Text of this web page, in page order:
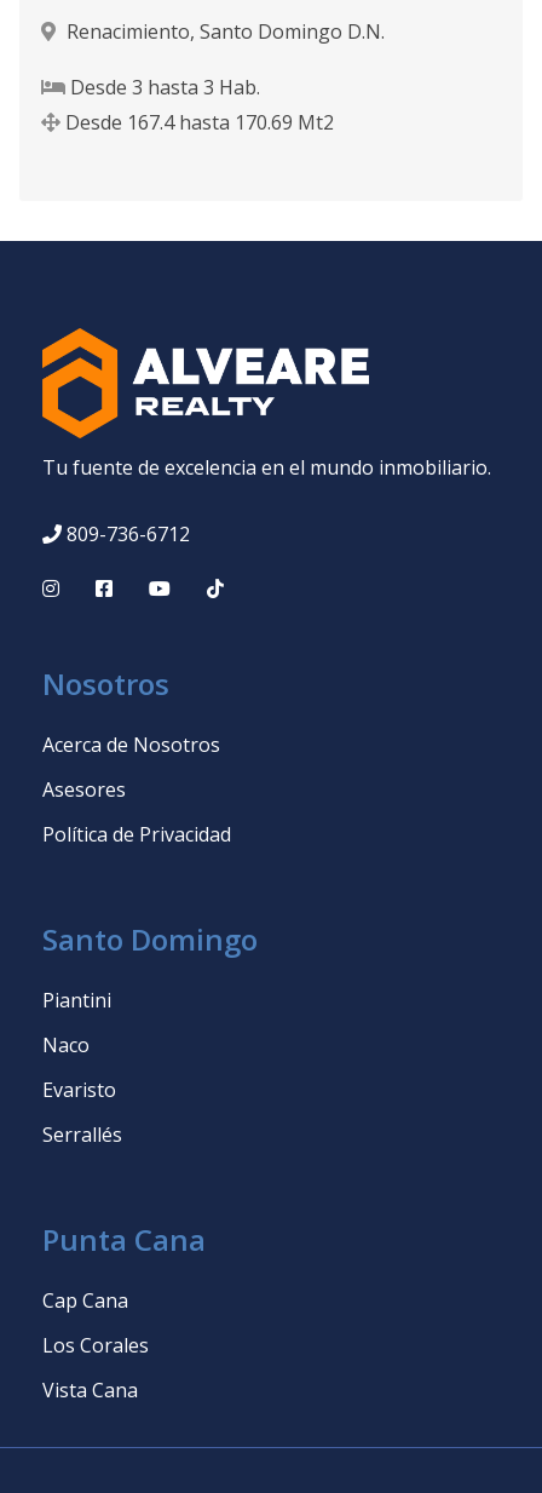
Renacimiento, Santo Domingo D.N.
Desde 3 hasta 3 Hab.
Desde 167.4 hasta 170.69 Mt2
Tu fuente de excelencia en el mundo inmobiliario.
809-736-6712
Nosotros
Acerca de Nosotros
Asesores
Política de Privacidad
Santo Domingo
Piantini
Naco
Evaristo
Serrallés
Punta Cana
Cap Cana
Los Corales
Vista Cana